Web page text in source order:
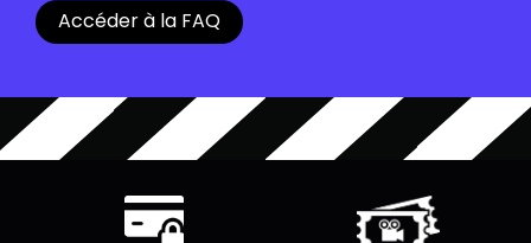
pour un nombre limité de places. Chaque cinéma
est libre de proposer le nombre de places qu’il
Accéder à la FAQ